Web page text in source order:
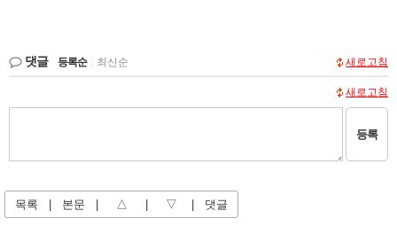
댓글 등록순 최신순 새로고침
새로고침
등록
목록 본문 △ ▽ 댓글